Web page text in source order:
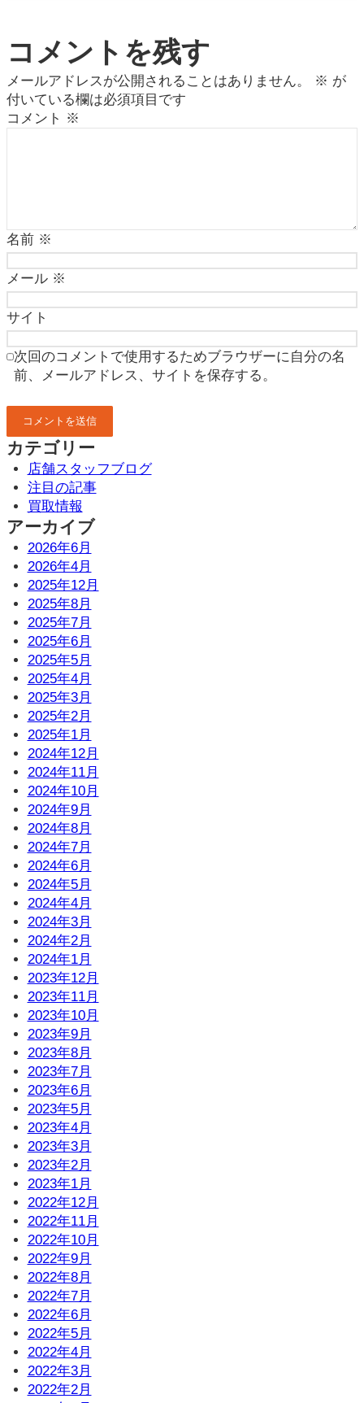
コメントを残す
メールアドレスが公開されることはありません。 ※ が
付いている欄は必須項目です
コメント ※
名前 ※
メール ※
サイト
次回のコメントで使用するためブラウザーに自分の名
前、メールアドレス、サイトを保存する。
カテゴリー
店舗スタッフブログ
注目の記事
買取情報
アーカイブ
2026年6月
2026年4月
2025年12月
2025年8月
2025年7月
2025年6月
2025年5月
2025年4月
2025年3月
2025年2月
2025年1月
2024年12月
2024年11月
2024年10月
2024年9月
2024年8月
2024年7月
2024年6月
2024年5月
2024年4月
2024年3月
2024年2月
2024年1月
2023年12月
2023年11月
2023年10月
2023年9月
2023年8月
2023年7月
2023年6月
2023年5月
2023年4月
2023年3月
2023年2月
2023年1月
2022年12月
2022年11月
2022年10月
2022年9月
2022年8月
2022年7月
2022年6月
2022年5月
2022年4月
2022年3月
2022年2月